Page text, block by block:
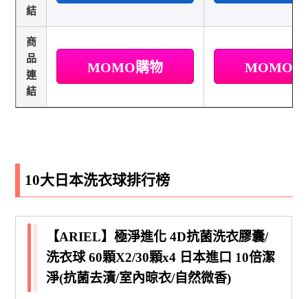
結
商
品
連
結
MOMO購物 MOMO
10大日本洗衣球排行榜
【ARIEL】極淨進化 4D抗菌洗衣膠囊/
洗衣球 60顆X2/30顆x4 日本進口 10倍潔
淨(抗菌去漬/室內晾衣/自然微香)